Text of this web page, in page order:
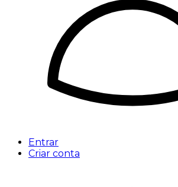
Entrar
Criar conta